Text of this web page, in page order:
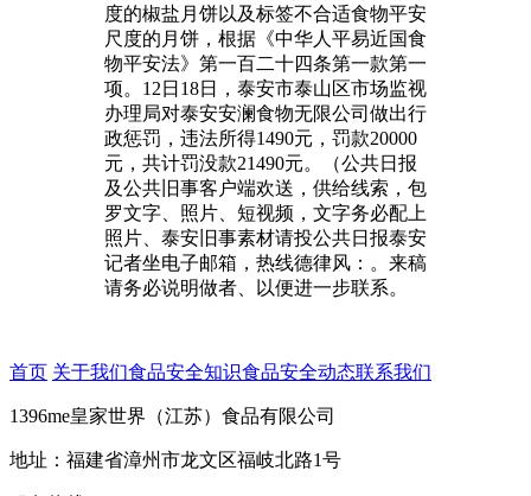
度的椒盐月饼以及标签不合适食物平安
尺度的月饼，根据《中华人平易近国食
物平安法》第一百二十四条第一款第一
项。12日18日，泰安市泰山区市场监视
办理局对泰安安澜食物无限公司做出行
政惩罚，违法所得1490元，罚款20000
元，共计罚没款21490元。（公共日报
及公共旧事客户端欢送，供给线索，包
罗文字、照片、短视频，文字务必配上
照片、泰安旧事素材请投公共日报泰安
记者坐电子邮箱，热线德律风：。来稿
请务必说明做者、以便进一步联系。
首页 关于我们食品安全知识食品安全动态联系我们
1396me皇家世界（江苏）食品有限公司
地址：福建省漳州市龙文区福岐北路1号